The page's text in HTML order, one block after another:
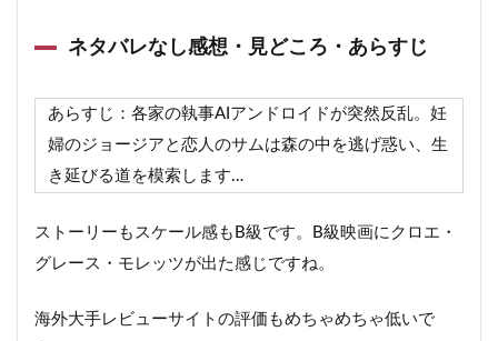
ネタバレなし感想・見どころ・あらすじ
あらすじ：各家の執事AIアンドロイドが突然反乱。妊
婦のジョージアと恋人のサムは森の中を逃げ惑い、生
き延びる道を模索します…
ストーリーもスケール感もB級です。B級映画にクロエ・
グレース・モレッツが出た感じですね。
海外大手レビューサイトの評価もめちゃめちゃ低いで